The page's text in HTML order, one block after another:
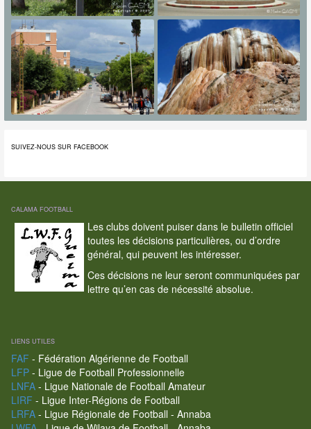
SUIVEZ-NOUS SUR FACEBOOK
CALAMA FOOTBALL
Les clubs doivent puiser dans le bulletin officiel
toutes les décisions particulières, ou d’ordre
général, qui peuvent les intéresser.
Ces décisions ne leur seront communiquées par
lettre qu’en cas de nécessité absolue.
LIENS UTILES
FAF - Fédération Algérienne de Football
LFP- Ligue de Football Professionnelle
LNFA- Ligue Nationale de Football Amateur
LIRF - Ligue Inter-Régions de Football
LRFA- Ligue Régionale de Football - Annaba